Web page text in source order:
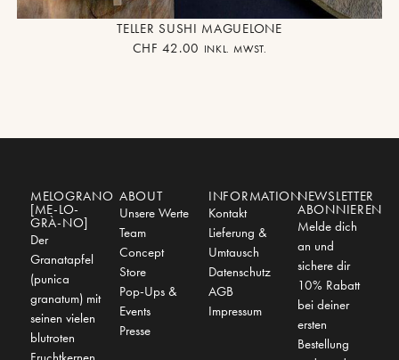
TELLER SUSHI MAGUELONE
CHF 42.00 INKL. MWST.
MELOGRANO
[ME-LO-
GRÀ-NO]
Der
Granatapfel
(punica
granatum) mit
seinen vielen
blutroten
ABOUT
Unsere Werte
Team
Concept
Store
Pop-Ups &
Events
Presse
INFORMATION
Kontakt
Lieferung &
Umtausch
Datenschutz
AGB
Impressum
NEWSLETTER
ABONNIEREN
Melde dich
an und
sichere dir
10% Rabatt
bei deiner
ersten
Bestellung